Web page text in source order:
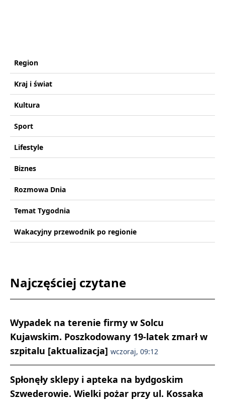
Region
Kraj i świat
Kultura
Sport
Lifestyle
Biznes
Rozmowa Dnia
Temat Tygodnia
Wakacyjny przewodnik po regionie
Najczęściej czytane
Wypadek na terenie firmy w Solcu
Kujawskim. Poszkodowany 19-latek zmarł w
szpitalu [aktualizacja] wczoraj, 09:12
Spłonęły sklepy i apteka na bydgoskim
Szwederowie. Wielki pożar przy ul. Kossaka